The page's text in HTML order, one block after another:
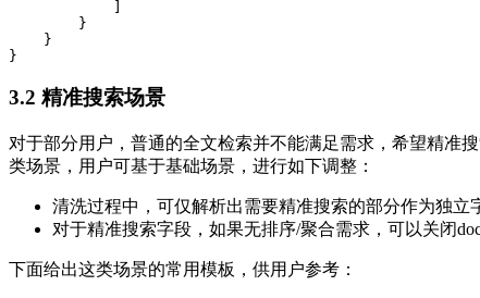
        }
    }
}
3.2 精准搜索场景
对于部分用户，普通的全文检索并不能满足需求，希望精准
类场景，用户可基于基础场景，进行如下调整：
清洗过程中，可仅解析出需要精准搜索的部分作为独立
对于精准搜索字段，如果无排序/聚合需求，可以关闭
下面给出这类场景的常用模板，供用户参考：